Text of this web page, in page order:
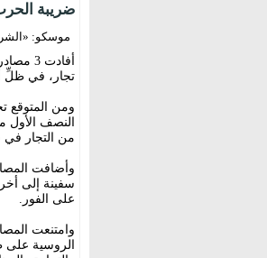
ضريبة
موسكو:
تجار، في ظلِّ
النصف الأول
من التجار
وأضافت
سفينة إلى
على الفور.
وامتنعت
الروسية على